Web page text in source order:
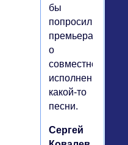
бы
попросил
премьера
о
совместном
исполнении
какой-то
песни.
Сергей